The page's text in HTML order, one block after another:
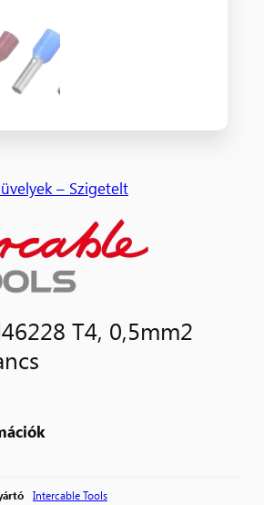
– Szigetelt
T4, 0,5mm2
Intercable Tools